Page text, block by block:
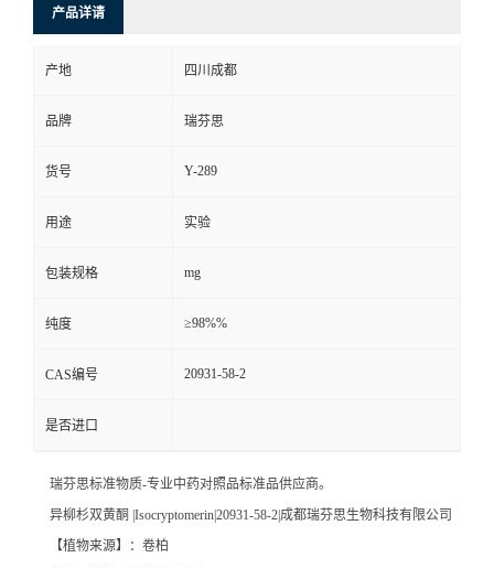
系
方
式
产品详请
产地 四川成都
品牌 瑞芬思
货号 Y-289
用途 实验
包装规格 mg
纯度 ≥98%%
CAS编号 20931-58-2
是否进口
瑞芬思标准物质-专业中药对照品标准品供应商。
异柳杉双黄酮 |Isocryptomerin|20931-58-2|成都瑞芬思生物科技有限公司
【植物来源】：卷柏